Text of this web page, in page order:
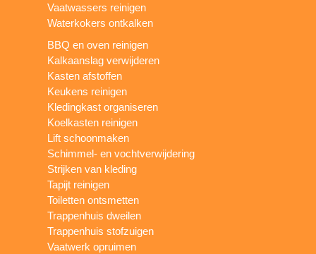
Vaatwassers reinigen
Waterkokers ontkalken
BBQ en oven reinigen
Kalkaanslag verwijderen
Kasten afstoffen
Keukens reinigen
Kledingkast organiseren
Koelkasten reinigen
Lift schoonmaken
Schimmel- en vochtverwijdering
Strijken van kleding
Tapijt reinigen
Toiletten ontsmetten
Trappenhuis dweilen
Trappenhuis stofzuigen
Vaatwerk opruimen